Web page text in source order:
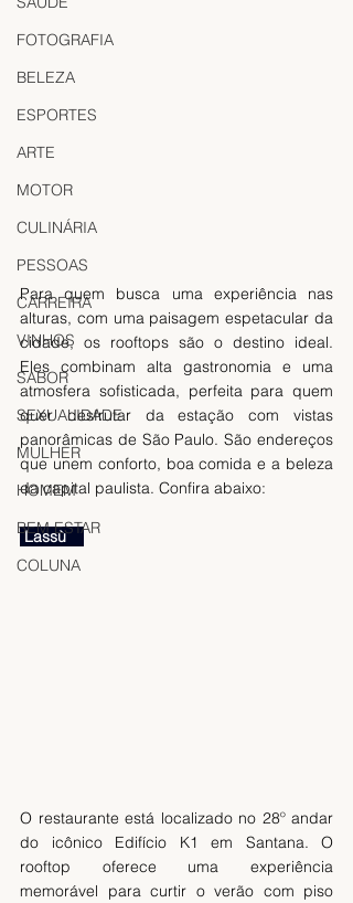
FOTOGRAFIA
BELEZA
ESPORTES
ARTE
MOTOR
CULINÁRIA
PESSOAS
CARREIRA
VINHOS
SABOR
SEXUALIDADE
MULHER
HOMEM
BEM ESTAR
COLUNA
Para quem busca uma experiência nas
alturas, com uma paisagem espetacular da
cidade, os rooftops são o destino ideal.
Eles combinam alta gastronomia e uma
atmosfera sofisticada, perfeita para quem
quer desfrutar da estação com vistas
panorâmicas de São Paulo. São endereços
que unem conforto, boa comida e a beleza
da capital paulista. Confira abaixo:
Lassù
O restaurante está localizado no 28º andar
do icônico Edifício K1 em Santana. O
rooftop oferece uma experiência
memorável para curtir o verão com piso